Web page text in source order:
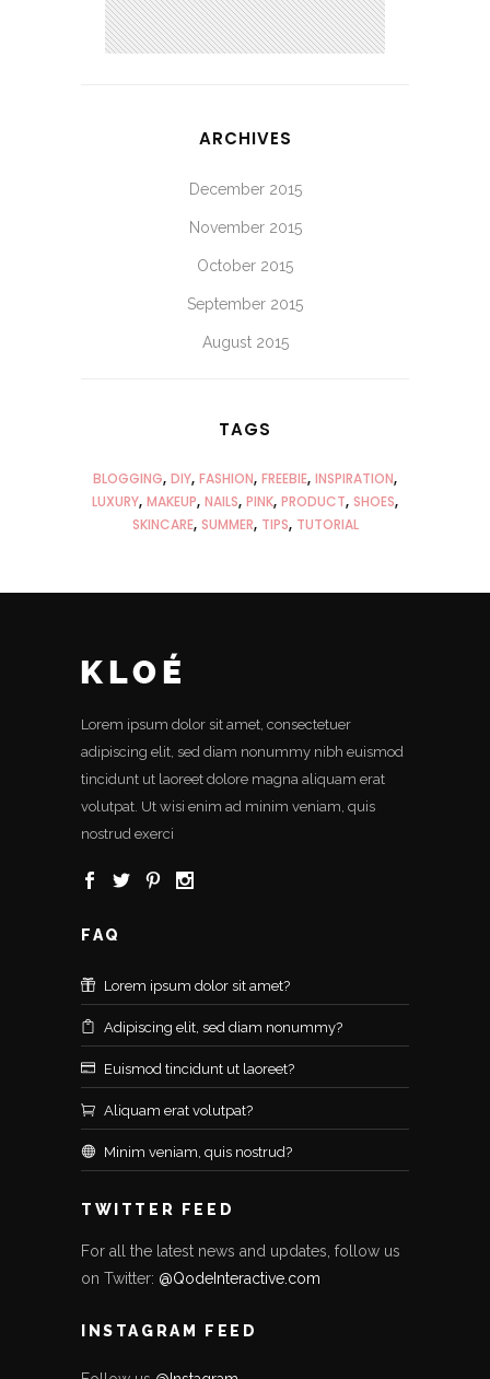
ARCHIVES
December 2015
November 2015
October 2015
September 2015
August 2015
TAGS
BLOGGING DIY FASHION FREEBIE INSPIRATION
LUXURY MAKEUP NAILS PINK PRODUCT SHOES
SKINCARE SUMMER TIPS TUTORIAL
Lorem ipsum dolor sit amet, consectetuer
adipiscing elit, sed diam nonummy nibh euismod
tincidunt ut laoreet dolore magna aliquam erat
volutpat. Ut wisi enim ad minim veniam, quis
nostrud exerci
FAQ
Lorem ipsum dolor sit amet?
Adipiscing elit, sed diam nonummy?
Euismod tincidunt ut laoreet?
Aliquam erat volutpat?
Minim veniam, quis nostrud?
TWITTER FEED
For all the latest news and updates, follow us
on Twitter: @QodeInteractive.com
INSTAGRAM FEED